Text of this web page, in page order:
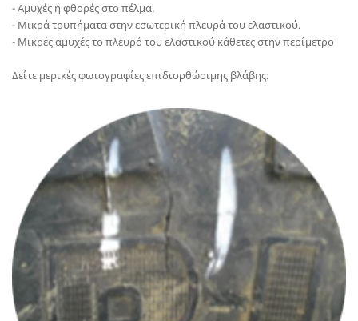
- Αμυχές ή φθορές στο πέλμα.
- Μικρά τρυπήματα στην εσωτερική πλευρά του ελαστικού.
- Μικρές αμυχές το πλευρό του ελαστικού κάθετες στην περίμετρο
Δείτε μερικές φωτογραφίες επιδιορθώσιμης βλάβης: